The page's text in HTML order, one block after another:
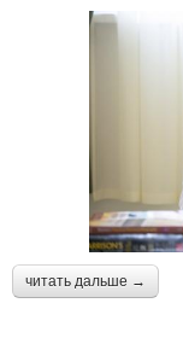
читать дальше →